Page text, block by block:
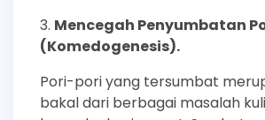
Mencegah Penyumbatan
(Komedogenesis).
Pori-pori yang tersumbat
bakal dari berbagai masalah